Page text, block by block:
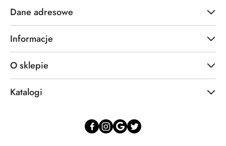
Dane adresowe
Informacje
O sklepie
Katalogi